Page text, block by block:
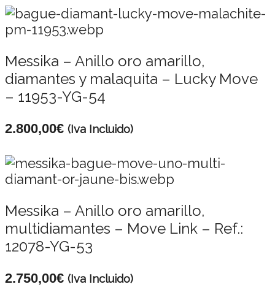
Messika – Anillo oro amarillo,
diamantes y malaquita – Lucky Move
– 11953-YG-54
2.800,00€ (Iva Incluido)
Messika – Anillo oro amarillo,
multidiamantes – Move Link – Ref.:
12078-YG-53
2.750,00€ (Iva Incluido)